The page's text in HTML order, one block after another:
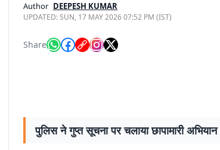
Author DEEPESH KUMAR
UPDATED:SUN, 17 MAY 2026 07:52 PM (IST)
Share
पुलिस ने गुप्त सूचना पर चलाया छापामारी अभियान